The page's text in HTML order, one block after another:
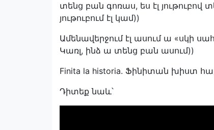
տենց բան գոռաս, ես էլ յութուբով
յութուբում էլ կամ))
Ամենավերջում էլ ասում ա «սկի
Կառլ, ինձ ա տենց բան ասում))
Finita la historia. Ֆինիտան խիստ
Դիտեք նաև՝